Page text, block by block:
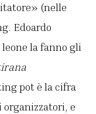
(nelle
Edoardo
la fanno gli
pot è la cifra
e